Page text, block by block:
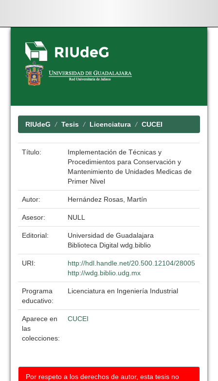
Skip
navigation
RIUdeG Tesis Licenciatura CUCEI
Título:
Implementación de Técnicas y
Procedimientos para Conservación y
Mantenimiento de Unidades Medicas de
Primer Nivel
Autor: Hernández Rosas, Martín
Asesor: NULL
Editorial:
Universidad de Guadalajara
Biblioteca Digital wdg.biblio
URI:
http://hdl.handle.net/20.500.12104/28005
http://wdg.biblio.udg.mx
Programa
educativo:
Licenciatura en Ingeniería Industrial
Aparece en
las
colecciones:
CUCEI
Por respeto a los derechos de autor, esta tesis no